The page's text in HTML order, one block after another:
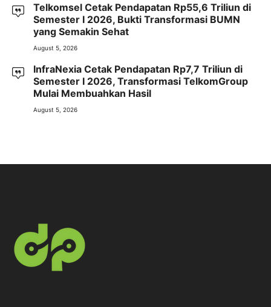
Telkomsel Cetak Pendapatan Rp55,6 Triliun di
Semester I 2026, Bukti Transformasi BUMN
yang Semakin Sehat
August 5, 2026
InfraNexia Cetak Pendapatan Rp7,7 Triliun di
Semester I 2026, Transformasi TelkomGroup
Mulai Membuahkan Hasil
August 5, 2026